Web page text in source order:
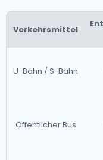
Verkehrsmittel
U-Bahn / S-Bahn
Öffentlicher Bus